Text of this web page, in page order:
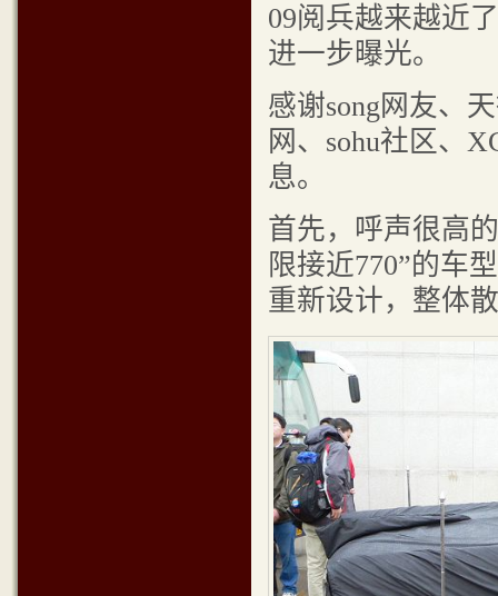
09阅兵越来越近
进一步曝光。
感谢song网友、
网、sohu社区、
息。
首先，呼声很高
限接近770”的车
重新设计，整体